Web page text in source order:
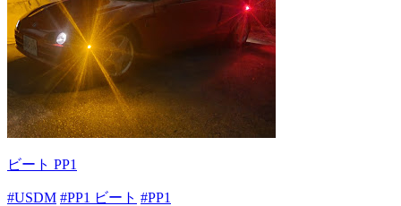
ビート PP1
#USDM #PP1 ビート #PP1